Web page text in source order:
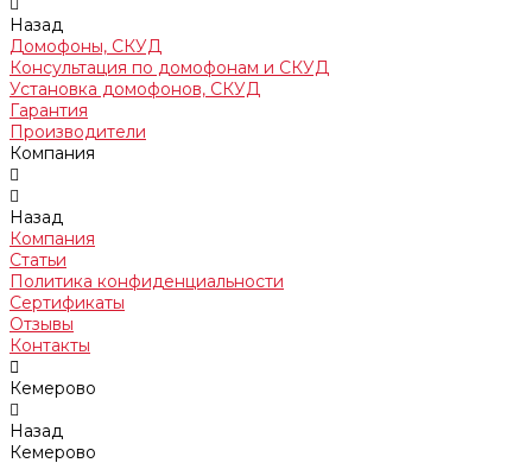
Назад
Домофоны, СКУД
Консультация по домофонам и СКУД
Установка домофонов, СКУД
Гарантия
Производители
Компания
Назад
Компания
Статьи
Политика конфиденциальности
Сертификаты
Отзывы
Контакты
Кемерово
Назад
Кемерово